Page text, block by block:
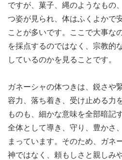
ですが、菓子、縄のようなもの
つ姿が見られ、体はふくよかで
ことが多いです。ここで大事な
を採点するのではなく、宗教的
しているのかを見ることです。
ガネーシャの体つきは、鋭さや
容力、落ち着き、受け止める力
ものも、細かな意味を全部暗記
全体として導き、守り、豊かさ
まっています。そのため、ガネ
神ではなく、頼もしさと親しみ